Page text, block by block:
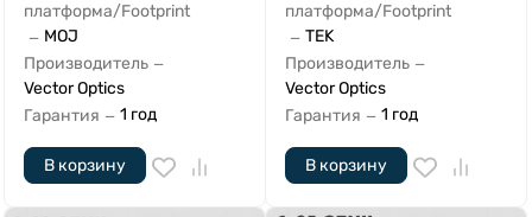
платформа/Footprint
— MOJ
Производитель —
Vector Optics
Гарантия — 1 год
В корзину
платформа/Footprint
— TEK
Производитель —
Vector Optics
Гарантия — 1 год
В корзину